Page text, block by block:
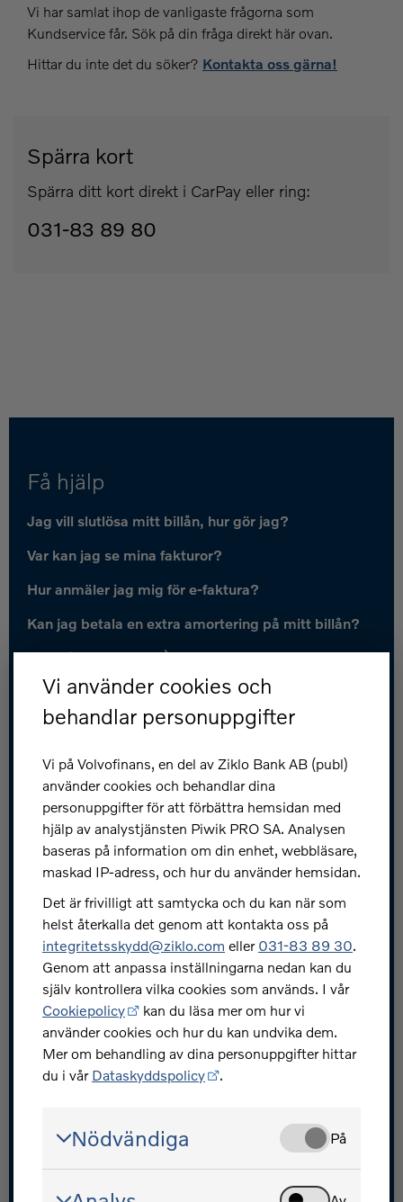
Vi har samlat ihop de vanligaste frågorna som
Kundservice får. Sök på din fråga direkt här ovan.
Hittar du inte det du söker? Kontakta oss gärna!
Spärra kort
Spärra ditt kort direkt i CarPay eller ring:
031-83 89 80
Få hjälp
Jag vill slutlösa mitt billån, hur gör jag?
Var kan jag se mina fakturor?
Hur anmäler jag mig för e-faktura?
Kan jag betala en extra amortering på mitt billån?
Fler frågor och svar
Kundservice
Kontakta oss
Snabblänkar
Jobba hos oss
Press och nyheter
Skydda dig mot bedrägerier
Investerarrelationer
Ziklo utvecklarportal
© Ziklo Bank AB (publ) Org.nr 556069-0967
Om VolvofinansCookiepolicy Dataskyddspolicy
Vi använder cookies och
behandlar personuppgifter
Vi på Volvofinans, en del av Ziklo Bank AB (publ)
använder cookies och behandlar dina
personuppgifter för att förbättra hemsidan med
hjälp av analystjänsten Piwik PRO SA. Analysen
baseras på information om din enhet, webbläsare,
maskad IP-adress, och hur du använder hemsidan.
Det är frivilligt att samtycka och du kan när som
helst återkalla det genom att kontakta oss på
integritetsskydd@ziklo.com eller 031-83 89 30.
Genom att anpassa inställningarna nedan kan du
själv kontrollera vilka cookies som används. I vår
Cookiepolicy
kan du läsa mer om hur vi
använder cookies och hur du kan undvika dem.
Mer om behandling av dina personuppgifter hittar
du i vår Dataskyddspolicy .
Nödvändiga På